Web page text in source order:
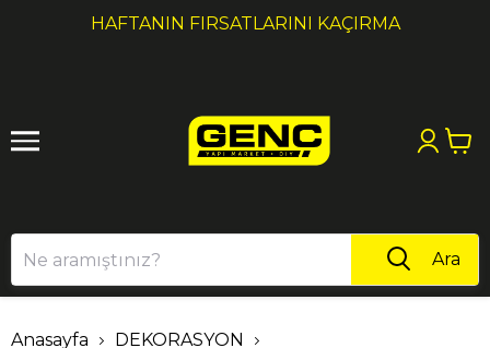
HAFTANIN FIRSATLARINI KAÇIRMA
1 2
Ara
Anasayfa
DEKORASYON